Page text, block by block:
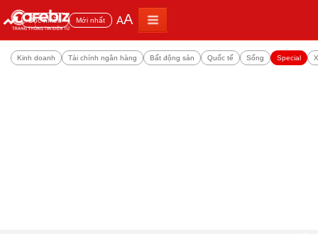
Đọc nhiều Mới nhất AA
Kinh doanh Tài chính ngân hàng Bất động sản Quốc tế Sống Special